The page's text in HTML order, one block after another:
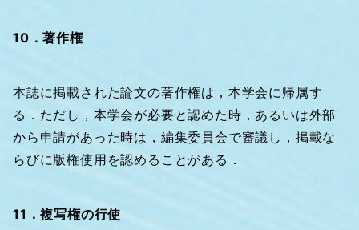
10．著作権
本誌に掲載された論文の著作権は，本学会に帰属す
る．ただし，本学会が必要と認めた時，あるいは外部
から申請があった時は，編集委員会で審議し，掲載な
らびに版権使用を認めることがある．
11．複写権の行使